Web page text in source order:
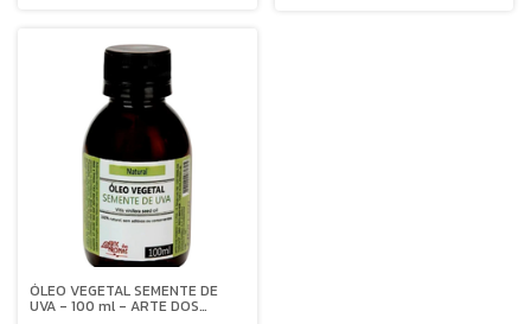
ÓLEO VEGETAL SEMENTE DE
UVA - 100 ml - ARTE DOS